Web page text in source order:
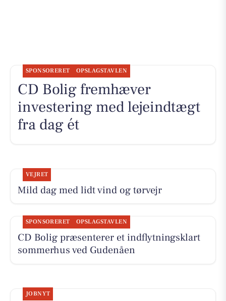
SPONSORERET OPSLAGSTAVLEN
CD Bolig fremhæver
investering med lejeindtægt
fra dag ét
VEJRET
Mild dag med lidt vind og tørvejr
SPONSORERET OPSLAGSTAVLEN
CD Bolig præsenterer et indflytningsklart
sommerhus ved Gudenåen
JOBNYT